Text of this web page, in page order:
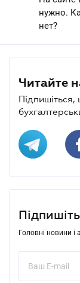
нужно.
нет?
Читайте
Головні новини і